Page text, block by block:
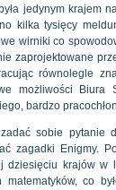
jedynym krajem
kilka tysięcy
wirniki co
zaprojektowane
równolegle
możliwości Biura
bardzo
sobie pytanie
zagadki Enigmy.
dziesięciu krajów w
matematyków, co